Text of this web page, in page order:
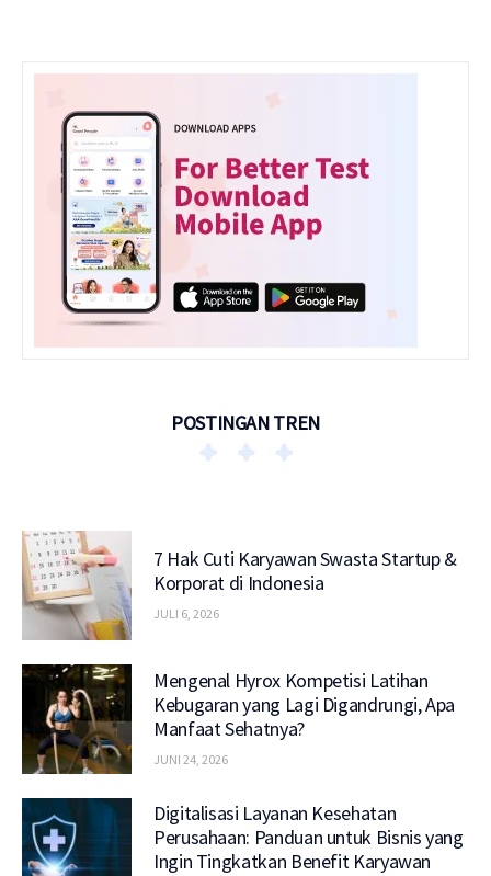
POSTINGAN TREN
7 Hak Cuti Karyawan Swasta Startup &
Korporat di Indonesia
JULI 6, 2026
Mengenal Hyrox Kompetisi Latihan
Kebugaran yang Lagi Digandrungi, Apa
Manfaat Sehatnya?
JUNI 24, 2026
Digitalisasi Layanan Kesehatan
Perusahaan: Panduan untuk Bisnis yang
Ingin Tingkatkan Benefit Karyawan